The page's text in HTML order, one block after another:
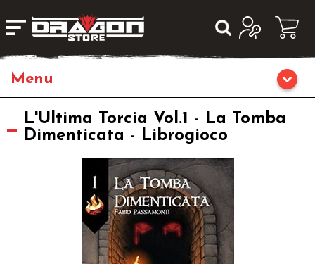
Giochi da Tavolo
Giochi di Carte Collezionabili
L'Ultima Torcia Vol.1 - La Tomba
Dimenticata - Librogioco